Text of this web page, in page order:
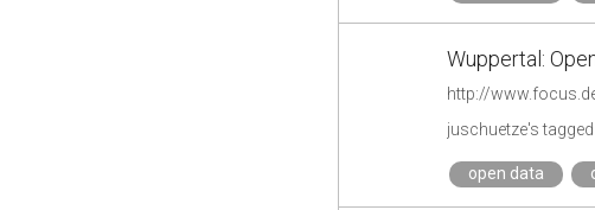
Wuppertal:
http://
juschuetze's
open data